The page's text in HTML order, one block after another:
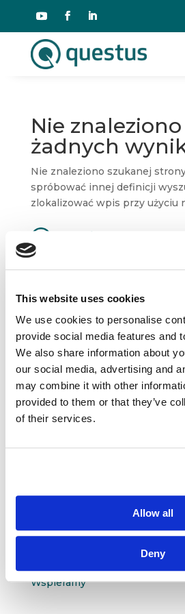
This website uses cookies
We use cookies to personalise
provide social media features and
We also share information about
our social media, advertising and
may combine it with other
provided to them or that they’ve
of their services.
Allow all
Deny
Nie znaleziono
żadnych
Nie znaleziono szukanej
spróbować innej definicji
zlokalizować wpis przy użyciu
ul. Organizacji WiN 83/7
91-811 Łódź
601 098 038
 questus@questus.pl
Wspieramy